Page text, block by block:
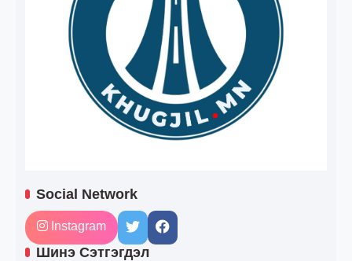
Social Network
Instagram
Шинэ Сэтгэгдэл